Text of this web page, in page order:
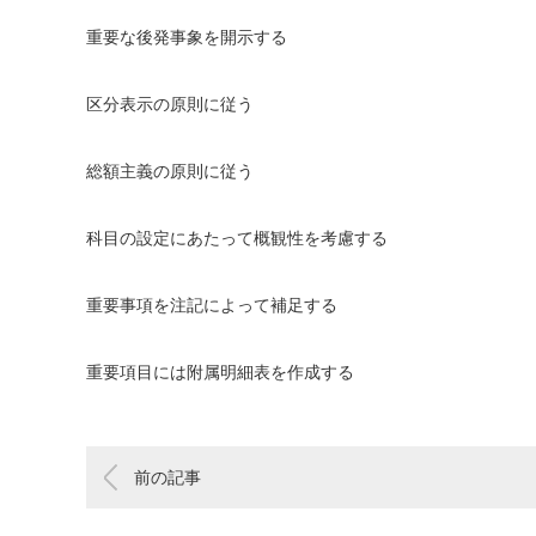
重要な後発事象を開示する
区分表示の原則に従う
総額主義の原則に従う
科目の設定にあたって概観性を考慮する
重要事項を注記によって補足する
重要項目には附属明細表を作成する
前の記事